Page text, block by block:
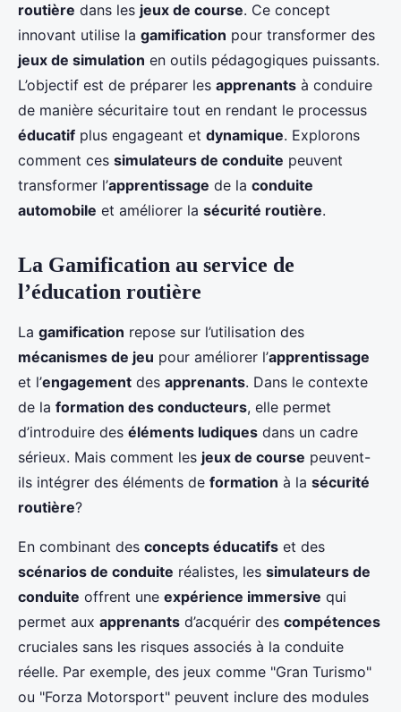
routière dans les jeux de course. Ce concept
innovant utilise la gamification pour transformer des
jeux de simulation en outils pédagogiques puissants.
L’objectif est de préparer les apprenants à conduire
de manière sécuritaire tout en rendant le processus
éducatif plus engageant et dynamique. Explorons
comment ces simulateurs de conduite peuvent
transformer l’apprentissage de la conduite
automobile et améliorer la sécurité routière.
La Gamification au service de
l’éducation routière
La gamification repose sur l’utilisation des
mécanismes de jeu pour améliorer l’apprentissage
et l’engagement des apprenants. Dans le contexte
de la formation des conducteurs, elle permet
d’introduire des éléments ludiques dans un cadre
sérieux. Mais comment les jeux de course peuvent-
ils intégrer des éléments de formation à la sécurité
routière?
En combinant des concepts éducatifs et des
scénarios de conduite réalistes, les simulateurs de
conduite offrent une expérience immersive qui
permet aux apprenants d’acquérir des compétences
cruciales sans les risques associés à la conduite
réelle. Par exemple, des jeux comme "Gran Turismo"
ou "Forza Motorsport" peuvent inclure des modules